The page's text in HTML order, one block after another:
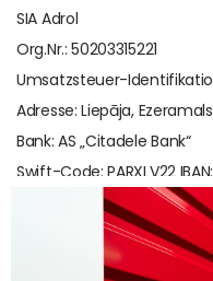
SIA Adrol
Org.Nr.: 50203315221
Umsatzsteuer-
Adresse: Liepāja,
Bank: AS „Citadele Bank“
Swift-Code: PARXLV22